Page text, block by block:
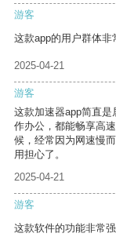
游客
这款app的用户群体非
2025-04-21
游客
这款加速器app简直
作办公，都能畅享高
候，经常因为网速慢
用担心了。
2025-04-21
游客
这款软件的功能非常